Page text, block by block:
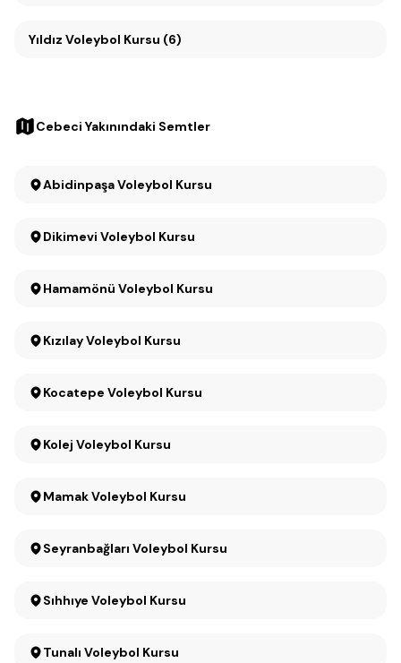
Yıldız Voleybol Kursu (6)
Cebeci Yakınındaki Semtler
Abidinpaşa Voleybol Kursu
Dikimevi Voleybol Kursu
Hamamönü Voleybol Kursu
Kızılay Voleybol Kursu
Kocatepe Voleybol Kursu
Kolej Voleybol Kursu
Mamak Voleybol Kursu
Seyranbağları Voleybol Kursu
Sıhhıye Voleybol Kursu
Tunalı Voleybol Kursu